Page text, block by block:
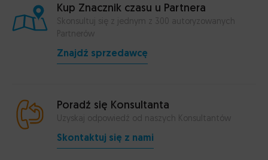
Kup Znacznik czasu u Partnera
Skonsultuj się z jednym z 300 autoryzowanych
Partnerów
Znajdź sprzedawcę
Poradź się Konsultanta
Uzyskaj odpowiedź od naszych Konsultantów
Skontaktuj się z nami